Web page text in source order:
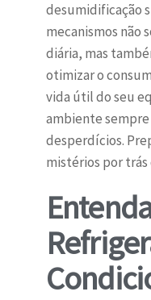
desumidificação
mecanismos não
diária, mas
otimizar o
vida útil do seu
ambiente sempre
desperdícios.
mistérios por